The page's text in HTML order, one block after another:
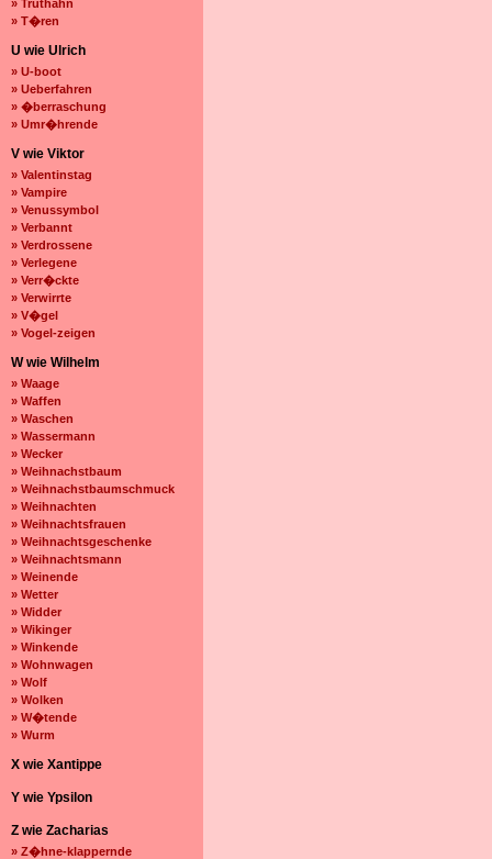
» Truthahn
» T�ren
U wie Ulrich
» U-boot
» Ueberfahren
» �berraschung
» Umr�hrende
V wie Viktor
» Valentinstag
» Vampire
» Venussymbol
» Verbannt
» Verdrossene
» Verlegene
» Verr�ckte
» Verwirrte
» V�gel
» Vogel-zeigen
W wie Wilhelm
» Waage
» Waffen
» Waschen
» Wassermann
» Wecker
» Weihnachstbaum
» Weihnachstbaumschmuck
» Weihnachten
» Weihnachtsfrauen
» Weihnachtsgeschenke
» Weihnachtsmann
» Weinende
» Wetter
» Widder
» Wikinger
» Winkende
» Wohnwagen
» Wolf
» Wolken
» W�tende
» Wurm
X wie Xantippe
Y wie Ypsilon
Z wie Zacharias
» Z�hne-klappernde